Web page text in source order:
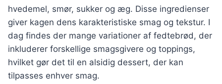
hvedemel, smør, sukker og æg. Disse ingredienser
giver kagen dens karakteristiske smag og tekstur. I
dag findes der mange variationer af fedtebrød, der
inkluderer forskellige smagsgivere og toppings,
hvilket gør det til en alsidig dessert, der kan
tilpasses enhver smag.